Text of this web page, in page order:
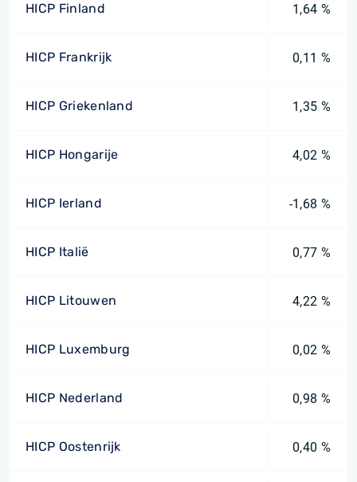
HICP Finland 1,64 %
HICP Frankrijk 0,11 %
HICP Griekenland 1,35 %
HICP Hongarije 4,02 %
HICP Ierland -1,68 %
HICP Italië 0,77 %
HICP Litouwen 4,22 %
HICP Luxemburg 0,02 %
HICP Nederland 0,98 %
HICP Oostenrijk 0,40 %